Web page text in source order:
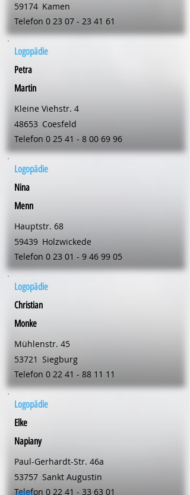
59174 Kamen
Telefon 0 23 07 - 23 41 61
Logopädie
Petra
Martin
Kleine Viehstr. 4
48653 Coesfeld
Telefon 0 25 41 - 8 00 69 96
Logopädie
Nina
Menn
Hauptstr. 68
59439 Holzwickede
Telefon 0 23 01 - 9 46 99 05
Logopädie
Christian
Monke
Mühlenstr. 45
53721 Siegburg
Telefon 0 22 41 - 88 11 11
Logopädie
Elke
Napiany
Paul-Gerhardt-Str. 46a
53757 Sankt Augustin
Telefon 0 22 41 - 33 63 01